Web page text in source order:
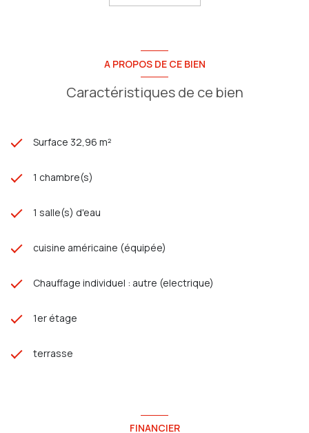
A PROPOS DE CE BIEN
Caractéristiques de ce bien
Surface 32,96 m²
1 chambre(s)
1 salle(s) d'eau
cuisine américaine (équipée)
Chauffage individuel : autre (electrique)
1er étage
terrasse
FINANCIER